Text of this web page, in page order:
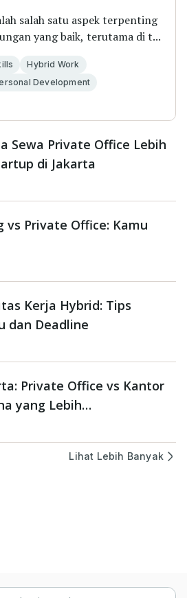
salah satu aspek terpenting
yang baik, terutama di t...
Hybrid Work
Development
Sewa Private Office Lebih
di Jakarta
vs Private Office: Kamu
Kerja Hybrid: Tips
dan Deadline
Private Office vs Kantor
yang Lebih
Lihat Lebih Banyak